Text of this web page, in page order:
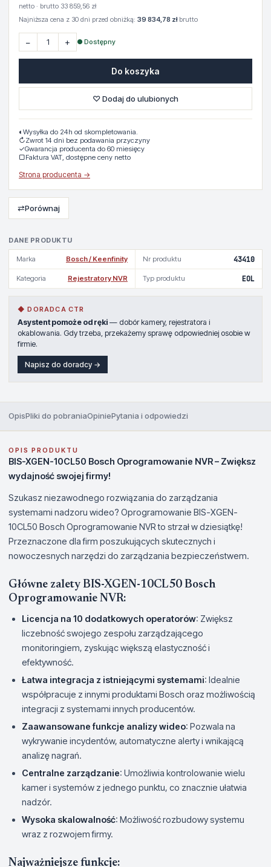
DANE PRODUKTU
Marka Bosch / Keenfinity Nr produktu 43410
Kategoria Rejestratory NVR Typ produktu EOL
◆ DORADCA CTR
Asystent pomoże od ręki — dobór kamery, rejestratora i
okablowania. Gdy trzeba, przekażemy sprawę odpowiedniej osobie w
firmie.
Napisz do doradcy →
netto · brutto 33 859,56 zł
Najniższa cena z 30 dni przed obniżką: 39 834,78 złbrutto
− + ● Dostępny
Do koszyka
♡ Dodaj do ulubionych
◐ Wysyłka do 24h od skompletowania.
↻Zwrot 14 dni bez podawania przyczyny
✓Gwarancja producenta do 60 miesięcy
▢Faktura VAT, dostępne ceny netto
Strona producenta →
⇄Porównaj
OpisPliki do pobraniaOpiniePytania i odpowiedzi
OPIS PRODUKTU
BIS-XGEN-10CL50 Bosch Oprogramowanie NVR – Zwiększ
wydajność swojej firmy!
Szukasz niezawodnego rozwiązania do zarządzania
systemami nadzoru wideo? Oprogramowanie BIS-XGEN-
10CL50 Bosch Oprogramowanie NVR to strzał w dziesiątkę!
Przeznaczone dla firm poszukujących skutecznych i
nowoczesnych narzędzi do zarządzania bezpieczeństwem.
Główne zalety BIS-XGEN-10CL50 Bosch
Oprogramowanie NVR:
Licencja na 10 dodatkowych operatorów: Zwiększ
liczebność swojego zespołu zarządzającego
monitoringiem, zyskując większą elastyczność i
efektywność.
Łatwa integracja z istniejącymi systemami: Idealnie
współpracuje z innymi produktami Bosch oraz możliwością
integracji z systemami innych producentów.
Zaawansowane funkcje analizy wideo: Pozwala na
wykrywanie incydentów, automatyczne alerty i wnikającą
analizę nagrań.
Centralne zarządzanie: Umożliwia kontrolowanie wielu
kamer i systemów z jednego punktu, co znacznie ułatwia
nadzór.
Wysoka skalowalność: Możliwość rozbudowy systemu
wraz z rozwojem firmy.
Najważniejsze funkcje: